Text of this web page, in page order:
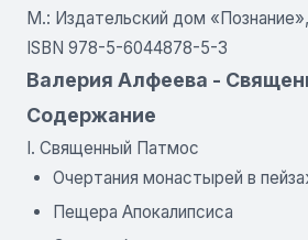
М.: Издательский дом
ISBN 978-5-6044878-5-3
Валерия Алфеева -
Содержание
I. Священный Патмос
Очертания монастырей в
Пещера Апокалипсиса